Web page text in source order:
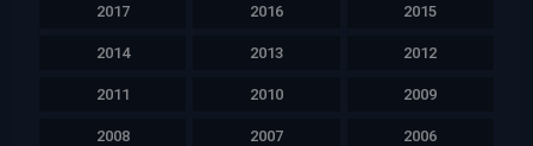
2017 2016 2015
2014 2013 2012
2011 2010 2009
2008 2007 2006